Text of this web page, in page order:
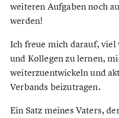
weiteren Aufgaben noch
werden!
Ich freue mich darauf,
und Kollegen zu lernen,
weiterzuentwickeln und
Verbands beizutragen.
Ein Satz meines Vaters,